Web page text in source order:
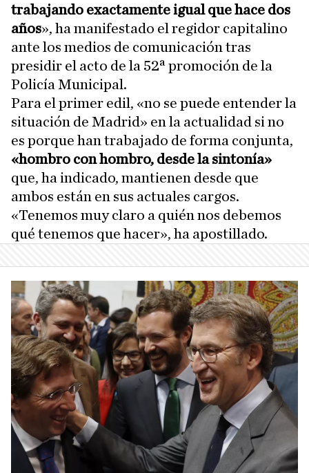
trabajando exactamente igual que hace dos
años», ha manifestado el regidor capitalino
ante los medios de comunicación tras
presidir el acto de la 52ª promoción de la
Policía Municipal.
Para el primer edil, «no se puede entender la
situación de Madrid» en la actualidad si no
es porque han trabajado de forma conjunta,
«hombro con hombro, desde la sintonía»
que, ha indicado, mantienen desde que
ambos están en sus actuales cargos.
«Tenemos muy claro a quién nos debemos
qué tenemos que hacer», ha apostillado.